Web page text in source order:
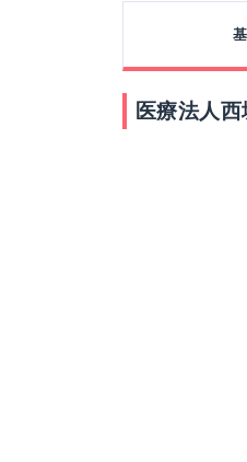
医療法人